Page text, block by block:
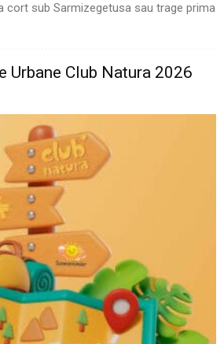
cort sub Sarmizegetusa sau trage prima
Urbane Club Natura 2026